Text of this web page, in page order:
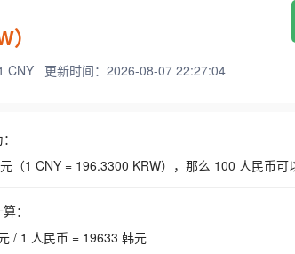
CNY 更新时间：2026-08-07 22:27:04
（1 CNY = 196.3300 KRW），那么 100 人民币可
：
/ 1 人民币 = 19633 韩元